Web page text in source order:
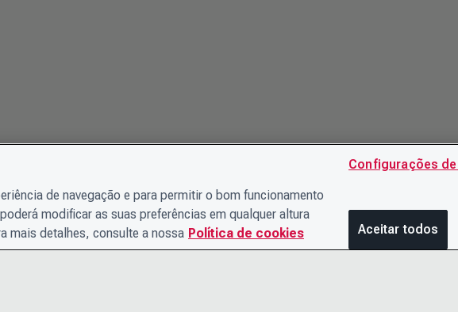
de navegação e para permitir o bom funcionamento
modificar as suas preferências em qualquer altura
mais detalhes, consulte a nossa Política de cookies
Configurações
Aceitar todos